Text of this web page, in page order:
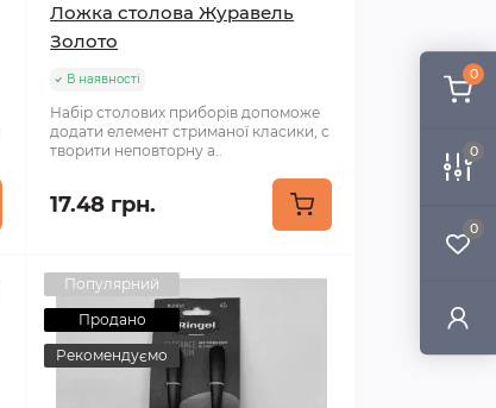
0
0
0
Ложка столова Журавель
Золото
В наявності
Набір столових приборів допоможе
додати елемент стриманої класики, с
творити неповторну а..
17.48 грн.
Популярний
Продано
Рекомендуємо